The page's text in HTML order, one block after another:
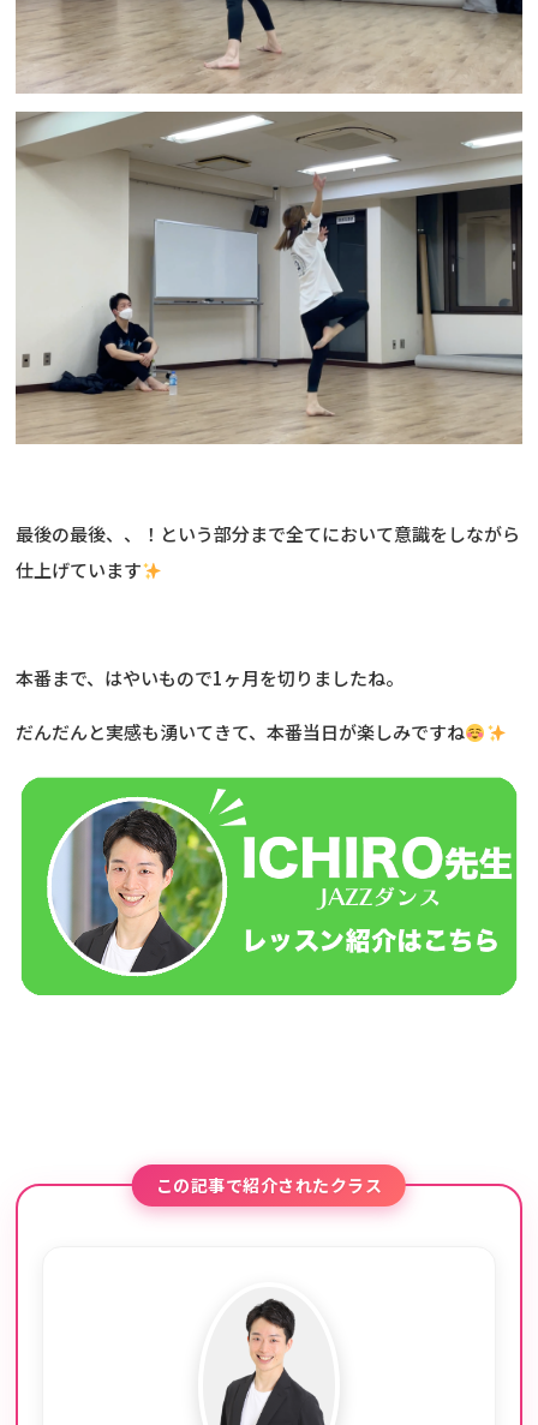
最後の最後、、！という部分まで全てにおいて意識をしながら
仕上げています
本番まで、はやいもので1ヶ月を切りましたね。
だんだんと実感も湧いてきて、本番当日が楽しみですね
この記事で紹介されたクラス